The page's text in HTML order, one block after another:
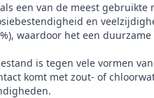
als een van de meest
en
waardoor het een
is tegen vele vormen
komt met zout- of